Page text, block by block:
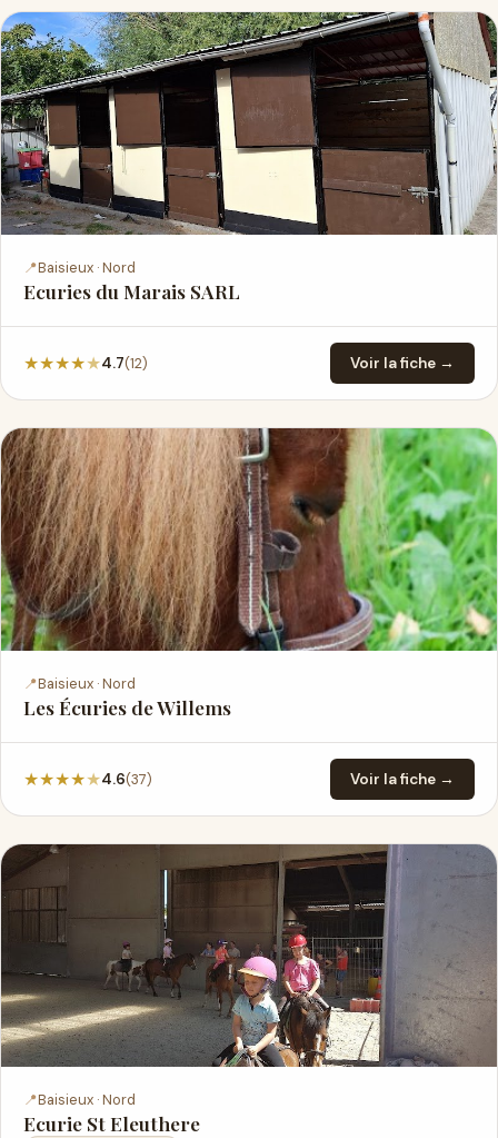
📍Baisieux · Nord
Ecuries du Marais SARL
★★★★★4.7(12) Voir la fiche →
📍Baisieux · Nord
Les Écuries de Willems
★★★★★4.6(37) Voir la fiche →
📍Baisieux · Nord
Ecurie St Eleuthere